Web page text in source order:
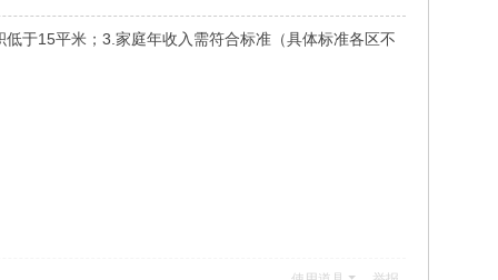
于15平米；3.家庭年收入需符合标准（具体标准各区不